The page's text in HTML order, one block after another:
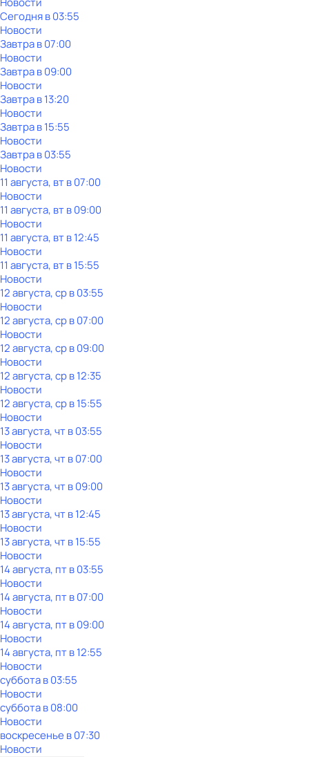
Сегодня в 03:55
Новости
Завтра в 07:00
Новости
Завтра в 09:00
Новости
Завтра в 13:20
Новости
Завтра в 15:55
Новости
Завтра в 03:55
Новости
11 августа, вт в 07:00
Новости
11 августа, вт в 09:00
Новости
11 августа, вт в 12:45
Новости
11 августа, вт в 15:55
Новости
12 августа, ср в 03:55
Новости
12 августа, ср в 07:00
Новости
12 августа, ср в 09:00
Новости
12 августа, ср в 12:35
Новости
12 августа, ср в 15:55
Новости
13 августа, чт в 03:55
Новости
13 августа, чт в 07:00
Новости
13 августа, чт в 09:00
Новости
13 августа, чт в 12:45
Новости
13 августа, чт в 15:55
Новости
14 августа, пт в 03:55
Новости
14 августа, пт в 07:00
Новости
14 августа, пт в 09:00
Новости
14 августа, пт в 12:55
Новости
субботав03:55
Новости
субботав08:00
Новости
воскресенье в07:30
Новости